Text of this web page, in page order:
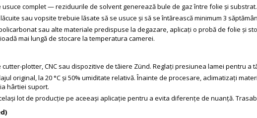
complet — reziduurile de solvent generează bule de gaz între folie și substrat.
sau vopsite trebuie lăsate să se usuce și să se întărească minimum 3
sau alte materiale predispuse la degazare, aplicați o probă de folie și
mai lungă de stocare la temperatura camerei.
plotter, CNC sau dispozitive de tăiere Zünd. Reglați presiunea lamei pentru
original, la 20 °C și 50% umiditate relativă. Înainte de procesare, aclimatizați
hârtiei suport.
lot de producție pe aceeași aplicație pentru a evita diferențe de nuanță.